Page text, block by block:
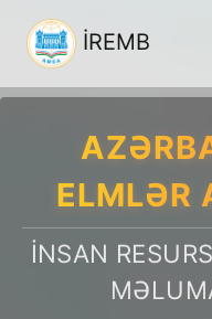
İREMB
ELMLƏR
İNSAN